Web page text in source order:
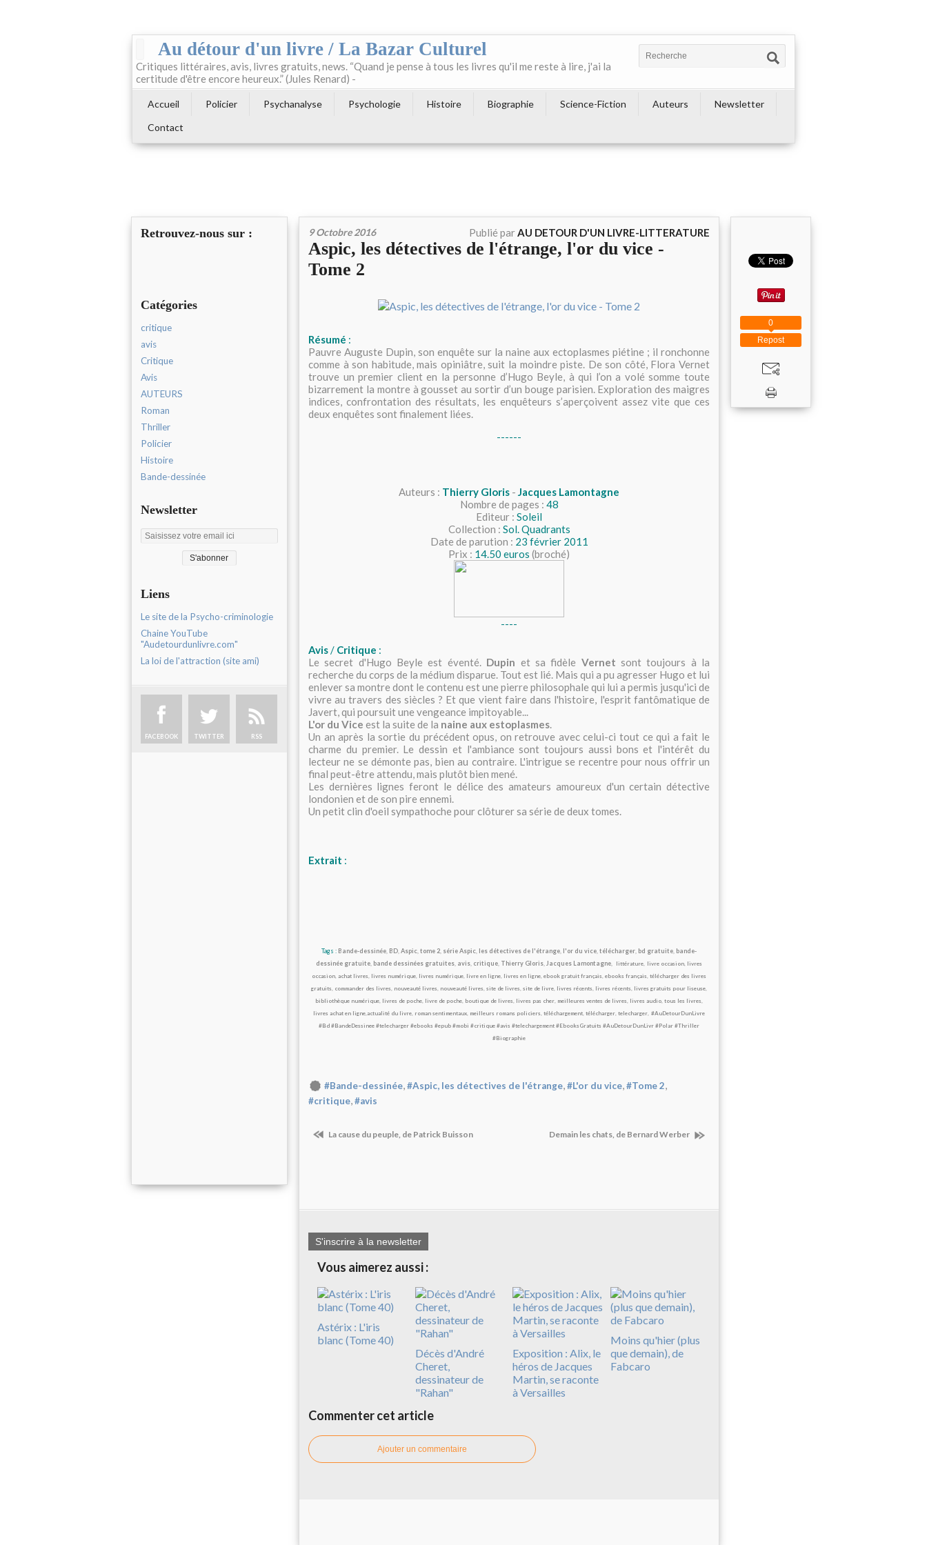
Au détour d'un livre / La Bazar Culturel
Critiques littéraires, avis, livres gratuits, news. “Quand je pense à tous les livres qu'il me reste à lire, j'ai la
certitude d'être encore heureux.” (Jules Renard) -
Accueil Policier Psychanalyse Psychologie Histoire Biographie Science-Fiction Auteurs
Newsletter
Contact
Retrouvez-nous sur :
Catégories
critique
avis
Critique
Avis
AUTEURS
Roman
Thriller
Policier
Histoire
Bande-dessinée
Newsletter
Liens
Le site de la Psycho-criminologie
Chaine YouTube
"Audetourdunlivre.com"
La loi de l'attraction (site ami)
FACEBOOK TWITTER RSS
9 Octobre 2016 Publié parAU DETOUR D'UN LIVRE-LITTERATURE
Aspic, les détectives de l'étrange, l'or du vice -
Tome 2
Résumé :
Pauvre Auguste Dupin, son enquête sur la naine aux ectoplasmes piétine ; il ronchonne
comme à son habitude, mais opiniâtre, suit la moindre piste. De son côté, Flora Vernet
trouve un premier client en la personne d’Hugo Beyle, à qui l’on a volé somme toute
bizarrement la montre à gousset au sortir d’un bouge parisien. Exploration des maigres
indices, confrontation des résultats, les enquêteurs s’aperçoivent assez vite que ces
deux enquêtes sont finalement liées.
------
Auteurs : Thierry Gloris - Jacques Lamontagne
Nombre de pages : 48
Editeur : Soleil
Collection : Sol. Quadrants
Date de parution : 23 février 2011
Prix : 14.50 euros (broché)
----
Avis/ Critique :
Le secret d'Hugo Beyle est éventé. Dupin et sa fidèle Vernet sont toujours à la
recherche du corps de la médium disparue. Tout est lié. Mais qui a pu agresser Hugo et lui
enlever sa montre dont le contenu est une pierre philosophale qui lui a permis jusqu'ici de
vivre au travers des siècles ? Et que vient faire dans l'histoire, l'esprit fantômatique de
Javert, qui poursuit une vengeance impitoyable...
L'or du Vice est la suite de la naine aux estoplasmes.
Un an après la sortie du précédent opus, on retrouve avec celui-ci tout ce qui a fait le
charme du premier. Le dessin et l'ambiance sont toujours aussi bons et l'intérêt du
lecteur ne se démonte pas, bien au contraire. L'intrigue se recentre pour nous offrir un
final peut-être attendu, mais plutôt bien mené.
Les dernières lignes feront le délice des amateurs amoureux d'un certain détective
londonien et de son pire ennemi.
Un petit clin d'oeil sympathoche pour clôturer sa série de deux tomes.
Extrait :
Tags : Bande-dessinée, BD,Aspic,tome 2, série Aspic, les détectives de l'étrange, l'or du vice,télécharger, bd gratuite, bande-
dessinée gratuite, bande dessinées gratuites, avis, critique, Thierry Gloris,Jacques Lamontagne, littérature, livre occasion, livres
occasion, achat livres, livres numérique, livres numérique, livre en ligne, livres en ligne, ebook gratuit français, ebooks français, télécharger des livres
gratuits, commander des livres, nouveauté livres, nouveauté livres, site de livres, site de livre, livres récents, livres récents, livres gratuits pour liseuse,
bibliothèque numérique, livres de poche, livre de poche, boutique de livres, livres pas cher, meilleures ventes de livres, livres audio, tous les livres,
livres achat en ligne,actualité du livre, roman sentimentaux, meilleurs romans policiers, téléchargement, télécharger, telecharger, #AuDetourDunLivre
#Bd #BandeDessinee #telecharger #ebooks #epub #mobi #critique #avis #telechargement #EbooksGratuits #AuDetourDunLivr #Polar #Thriller
#Biographie
#Bande-dessinée,#Aspic, les détectives de l'étrange,#L'or du vice,#Tome 2,
#critique,#avis
La cause du peuple, de Patrick Buisson Demain les chats, de Bernard Werber
S'inscrire à la newsletter
Vous aimerez aussi :
Astérix : L'iris
blanc (Tome 40)
Décès d'André
Cheret,
dessinateur de
"Rahan"
Exposition : Alix, le
héros de Jacques
Martin, se raconte
à Versailles
Moins qu'hier (plus
que demain), de
Fabcaro
Commenter cet article
Ajouter un commentaire
Repost
0